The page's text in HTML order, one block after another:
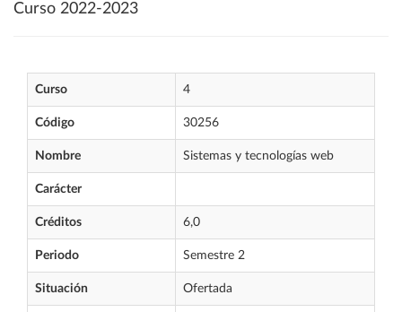
Curso 2022-2023
Curso 4
Código 30256
Nombre Sistemas y tecnologías web
Carácter
Créditos 6,0
Periodo Semestre 2
Situación Ofertada